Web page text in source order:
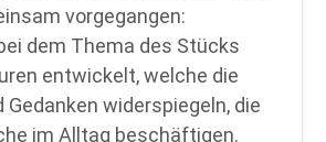
vorgegangen:
dem Thema des Stücks
entwickelt, welche die
Gedanken widerspiegeln, die
im Alltag beschäftigen.